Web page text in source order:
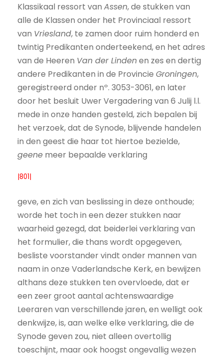
Klassikaal ressort van Assen, de stukken van
alle de Klassen onder het Provinciaal ressort
van Vriesland, te zamen door ruim honderd en
twintig Predikanten onderteekend, en het adres
van de Heeren Van der Lindenen zes en dertig
andere Predikanten in de Provincie Groningen,
geregistreerd onder nº. 3053-3061, en later
door het besluit Uwer Vergadering van 6 Julij l.l.
mede in onze handen gesteld, zich bepalen bij
het verzoek, dat de Synode, blijvende handelen
in den geest die haar tot hiertoe bezielde,
geene meer bepaalde verklaring
|801|
geve, en zich van beslissing in deze onthoude;
worde het toch in een dezer stukken naar
waarheid gezegd, dat beiderlei verklaring van
het formulier, die thans wordt opgegeven,
besliste voorstander vindt onder mannen van
naam in onze Vaderlandsche Kerk, en bewijzen
althans deze stukken ten overvloede, dat er
een zeer groot aantal achtenswaardige
Leeraren van verschillende jaren, en welligt ook
denkwijze, is, aan welke elke verklaring, die de
Synode geven zou, niet alleen overtollig
toeschijnt, maar ook hoogst ongevallig wezen